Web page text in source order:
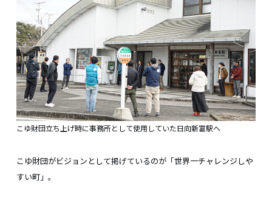
こゆ財団立ち上げ時に事務所として使用していた日向新富駅へ
こゆ財団がビジョンとして掲げているのが「世界一チャレンジしや
すい町」。